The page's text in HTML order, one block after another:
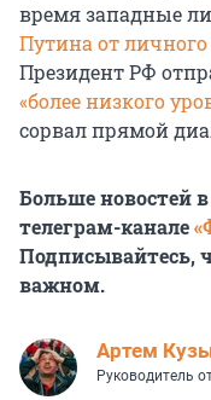
время западные
Путина от личного
Президент РФ
«более низкого
сорвал прямой
Больше новостей
телеграм-канале
Подписывайтесь,
важном.
Артем
Руководитель